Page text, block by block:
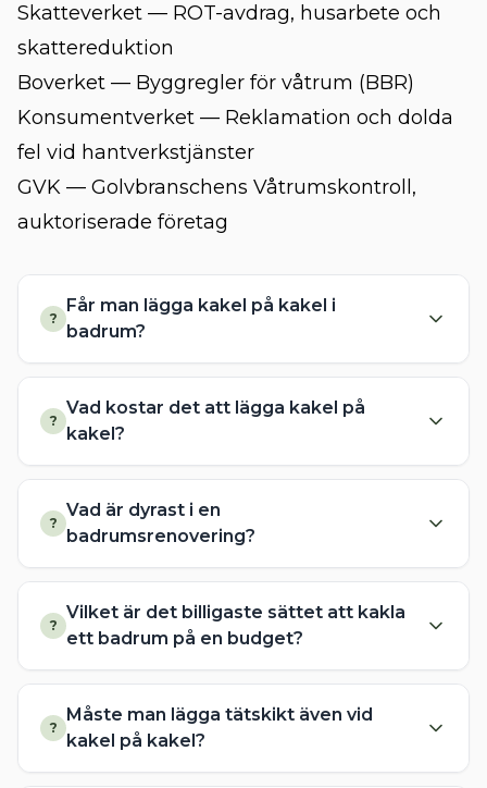
Skatteverket — ROT-avdrag, husarbete och
skattereduktion
Boverket — Byggregler för våtrum (BBR)
Konsumentverket — Reklamation och dolda
fel vid hantverkstjänster
GVK — Golvbranschens Våtrumskontroll,
auktoriserade företag
?
Får man lägga kakel på kakel i
badrum?
?
Vad kostar det att lägga kakel på
kakel?
?
Vad är dyrast i en
badrumsrenovering?
?
Vilket är det billigaste sättet att kakla
ett badrum på en budget?
?
Måste man lägga tätskikt även vid
kakel på kakel?